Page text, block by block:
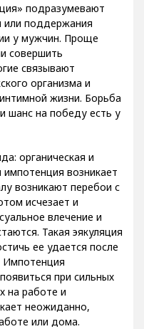
подразумевают
или поддержания
у мужчин. Проще
совершить
связывают
организма и
жизни. Борьба
шанс на победу есть у
органическая и
импотенция возникает
возникают перебои с
исчезает и
влечение и
Такая эякуляция
ее удается после
Импотенция
при сильных
на работе и
неожиданно,
или дома.